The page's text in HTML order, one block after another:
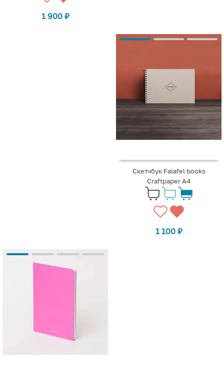
1 900 ₽
Скетчбук Falafel books
Craftpaper А4
1 100 ₽